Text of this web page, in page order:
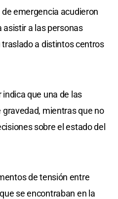
emergencia acudieron
asistir a las personas
traslado a distintos centros
que una de las
mientras que no
sobre el estado del
de tensión entre
se encontraban en la